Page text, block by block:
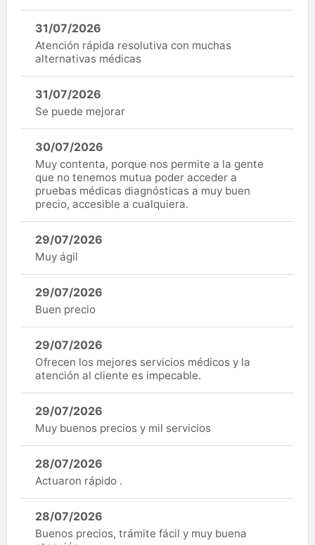
31/07/2026
Atención rápida resolutiva con muchas
alternativas médicas
31/07/2026
Se puede mejorar
30/07/2026
Muy contenta, porque nos permite a la gente
que no tenemos mutua poder acceder a
pruebas médicas diagnósticas a muy buen
precio, accesible a cualquiera.
29/07/2026
Muy ágil
29/07/2026
Buen precio
29/07/2026
Ofrecen los mejores servicios médicos y la
atención al cliente es impecable.
29/07/2026
Muy buenos precios y mil servicios
28/07/2026
Actuaron rápido .
28/07/2026
Buenos precios, trámite fácil y muy buena